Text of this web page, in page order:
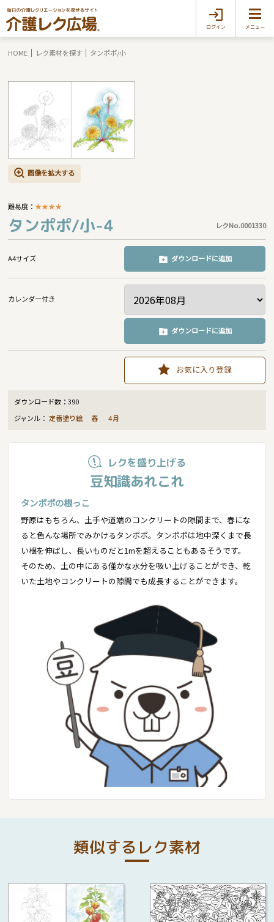
ログイン メニュー
HOME レク素材を探す タンポポ/小
画像を拡大する
難易度：★★★★
タンポポ/小-4 レクNo.0001330
A4サイズ ダウンロードに追加
カレンダー付き
ダウンロードに追加
お気に入り登録
ダウンロード数：390
ジャンル： 定番塗り絵 春 4月
レクを盛り上げる
豆知識あれこれ
タンポポの根っこ
野原はもちろん、土手や道端のコンクリートの隙間まで、春にな
ると色んな場所でみかけるタンポポ。タンポポは地中深くまで長
い根を伸ばし、長いものだと1mを超えることもあるそうです。
そのため、土の中にある僅かな水分を吸い上げることができ、乾
いた土地やコンクリートの隙間でも成長することができます。
類似するレク素材